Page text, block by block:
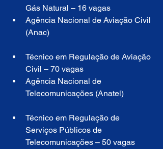
Gás Natural – 16 vagas
Agência Nacional de Aviação Civil
(Anac)
Técnico em Regulação de Aviação
Civil – 70 vagas
Agência Nacional de
Telecomunicações (Anatel)
Técnico em Regulação de
Serviços Públicos de
Telecomunicações – 50 vagas